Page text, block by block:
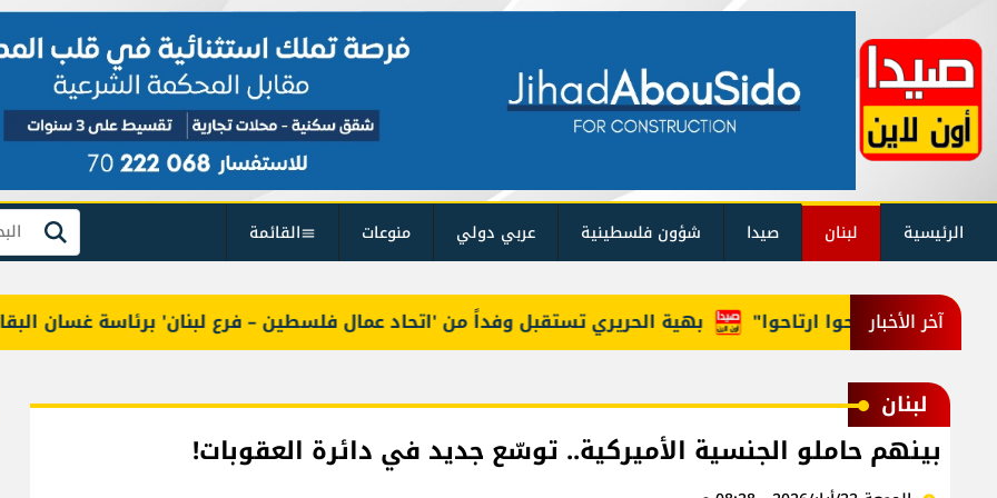
الرئيسية لبنان صيدا شؤون فلسطينية عربي دولي منوعات القائمة بحث
آخر الأخبار بهية الحريري تستقبل وفداً من 'اتحاد عمال فلسطين – فرع لبنان' برئاسة غسان البقاعي "روحوا ارتاحوا"
لبنان
بينهم حاملو الجنسية الأميركية.. توسّع جديد في دائرة العقوبات!